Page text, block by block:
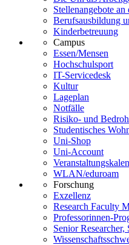
Stellenangebote an
Berufsausbildung
Kinderbetreuung
Campus
Essen/Mensen
Hochschulsport
IT-Servicedesk
Kultur
Lageplan
Notfälle
Risiko- und
Studentisches
Uni-Shop
Uni-Account
WLAN/eduroam
Forschung
Exzellenz
Research Faculty
Professorinnen-
Senior